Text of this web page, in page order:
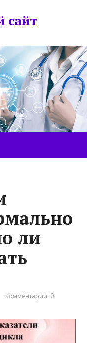
сайт
ли
Комментарии: 0